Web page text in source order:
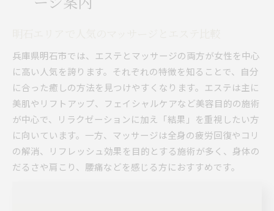
兵庫県明石市では、エステとマッサージの両方が女性を中心
に高い人気を誇ります。それぞれの特徴を知ることで、自分
に合った癒しの方法を見つけやすくなります。エステは主に
美肌やリフトアップ、フェイシャルケアなど美容目的の施術
が中心で、リラクゼーションに加え「結果」を重視したい方
に向いています。一方、マッサージは全身の疲労回復やコリ
の解消、リフレッシュ効果を目的とする施術が多く、身体の
だるさや肩こり、腰痛などを感じる方におすすめです。